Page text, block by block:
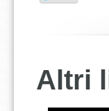
Altri